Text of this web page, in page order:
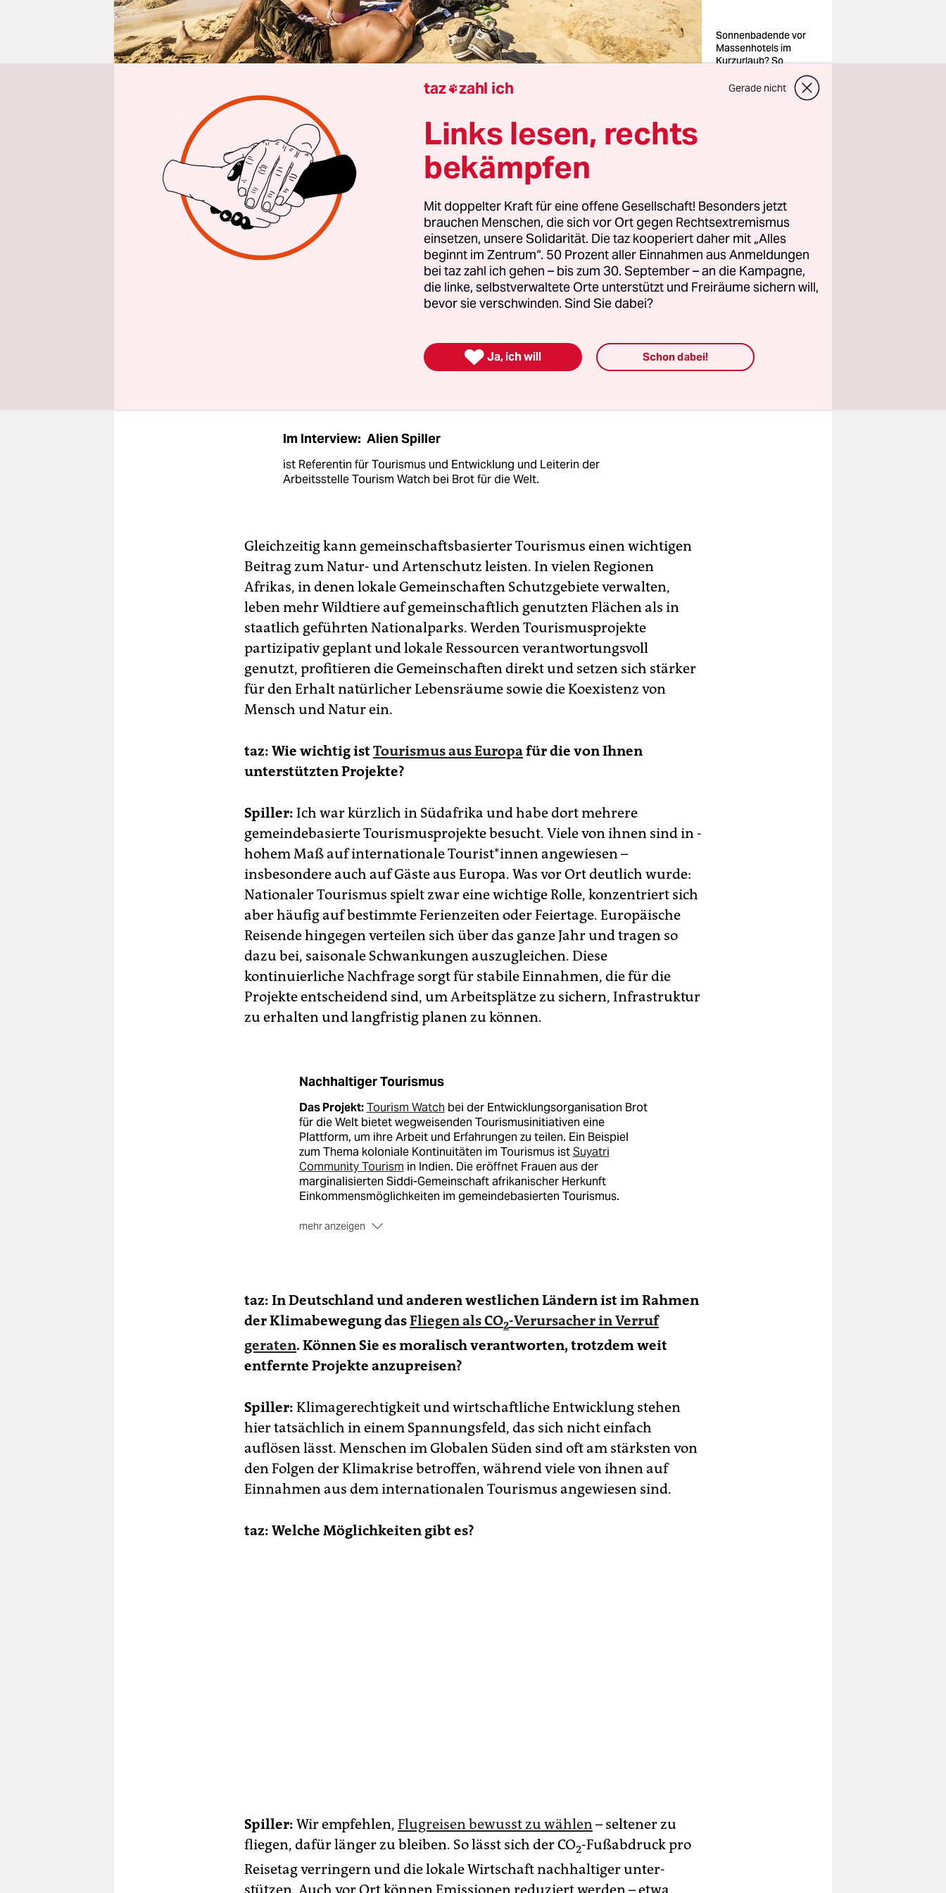
epaper login
Sonnenbadende vor
Massenhotels im
Kurzurlaub? So
Foto:
Interview von Edith Kresta
taz: Frau Spiller, Sie sehen nachhaltigen Tourismus als Chance für
Länder und Regionen. Welche Chancen sind das?
Tourismus schafft Arbeitsplätze – auch für informelle
und ungelernte Arbeitskräfte. Besonders im Globalen Süden ist der
Tourismussektor ein bedeutender Wirtschaftsfaktor. Er wirkt entlang
Gastronomie bis hin zu Transport und Unterkunft – und fördert
dadurch eine inklusive wirtschaftliche Entwicklung.
Im Interview: Alien Spiller
ist Referentin für Tourismus und Entwicklung und Leiterin der
Arbeitsstelle Tourism Watch bei Brot für die Welt.
Gleichzeitig kann gemeinschaftsbasierter Tourismus einen wichtigen
Beitrag zum Natur- und Artenschutz leisten. In vielen Regionen
Afrikas, in denen lokale Gemeinschaften Schutzgebiete verwalten,
leben mehr Wildtiere auf gemeinschaftlich genutzten Flächen als in
staatlich geführten Nationalparks. Werden Tourismusprojekte
partizipativ geplant und lokale Ressourcen verantwortungsvoll
genutzt, profitieren die Gemeinschaften direkt und setzen sich stärker
für den Erhalt natürlicher Lebensräume sowie die Koexistenz von
Mensch und Natur ein.
taz: Wie wichtig ist Tourismus aus Europafür die von Ihnen
unterstützten Projekte?
Spiller: Ich war kürzlich in Südafrika und habe dort mehrere
gemeindebasierte Tourismusprojekte besucht. Viele von ihnen sind in ­
hohem Maß auf internationale ­Tou­ris­t*in­nen angewiesen –
insbesondere auch auf Gäste aus Europa. Was vor Ort deutlich wurde:
Nationaler Tourismus spielt zwar eine wichtige Rolle, konzentriert sich
aber häufig auf bestimmte ­Ferienzeiten oder Feiertage. Europäische
Reisende hingegen verteilen sich über das ganze Jahr und tragen so
dazu bei, saisonale Schwankungen auszugleichen. Diese
kontinuierliche Nachfrage sorgt für stabile Einnahmen, die für die
Projekte entscheidend sind, um Arbeitsplätze zu sichern, Infrastruktur
zu erhalten und langfristig planen zu können.
Nachhaltiger Tourismus
Das Projekt: Tourism Watch bei der Entwicklungsorganisation Brot
für die Welt bietet wegweisenden Tourismusinitiativen eine
Plattform, um ihre Arbeit und Erfahrungen zu teilen. Ein Beispiel
zum Thema koloniale Kontinuitäten im Tourismus istSuyatri
Community Tourism in Indien. Die eröffnet Frauen aus der
marginalisierten Siddi-­Gemeinschaft afrikanischer Herkunft
Einkommensmöglich­keiten im gemeindebasierten Tourismus.
mehr anzeigen
Tourismus beim Friedensaufbau unterstützt. Den TO DO Award
Human Rights bekommt Neha Arora, Gründerin vonPlanet Abled,
für ihr herausragendes Engagement für barrierefreien und
inklusiven Tourismus.
taz: In Deutschland und anderen westlichen Ländern ist im Rahmen
der Klimabewegung dasFliegen als CO2-Verursacher in Verruf
geraten. Können Sie es moralisch verantworten, trotzdem weit
entfernte Projekte anzupreisen?
Spiller: Klimagerechtigkeit und wirtschaftliche Entwicklung stehen
hier tatsächlich in einem ­Spannungsfeld, das sich nicht einfach
auflösen lässt. Menschen im Globalen Süden sind oft am stärksten von
den Folgen der Klimakrise betroffen, während viele von ihnen auf
Einnahmen aus dem interna­tio­nalen Tourismus angewiesen sind.
taz: Welche Möglichkeiten gibt es?
Spiller: Wir empfehlen, Flugreisen bewusst zu wählen– seltener zu
fliegen, dafür länger zu bleiben. So lässt sich der CO2-Fußabdruck pro
Reisetag verringern und die lokale Wirtschaft nachhaltiger unter­
stützen. Auch vor Ort können ­Emissionen reduziert werden – etwa
taz zahl ich Gerade nicht
Links lesen, rechts
bekämpfen
Mit doppelter Kraft für eine offene Gesellschaft! Besonders jetzt
brauchen Menschen, die sich vor Ort gegen Rechtsextremismus
einsetzen, unsere Solidarität. Die taz kooperiert daher mit „Alles
beginnt im Zentrum“. 50 Prozent aller Einnahmen aus Anmeldungen
bei taz zahl ich gehen – bis zum 30. September – an die Kampagne,
die linke, selbstverwaltete Orte unterstützt und Freiräume sichern will,
bevor sie verschwinden. Sind Sie dabei?
 Ja, ich will Schon dabei!